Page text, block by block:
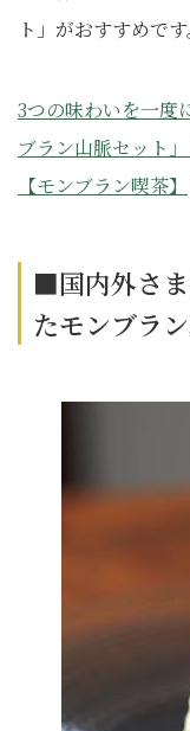
ト」がおすすめです
3つの味わいを一度
ブラン山脈セット
【モンブラン喫茶】
■国内外さ
たモンブラ